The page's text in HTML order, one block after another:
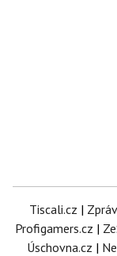
Tiscali.cz |
Profigamers.cz |
Úschovna.cz |